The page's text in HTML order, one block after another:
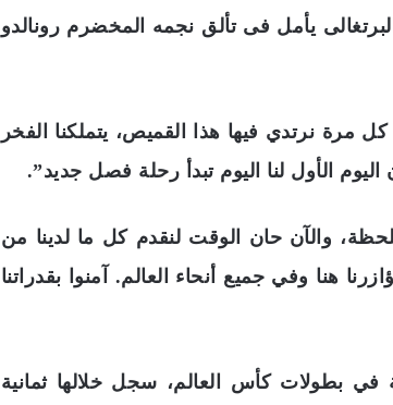
يأمل فى تألق نجمه المخضرم رونالدو
نرتدي فيها هذا القميص، يتملكنا الفخر
الأول لنا اليوم تبدأ رحلة فصل جديد”.
والآن حان الوقت لنقدم كل ما لدينا من
هنا وفي جميع أنحاء العالم. آمنوا بقدراتنا
في رصيده 22 مباراة سابقة في بطولات كأس العالم، سجل خلالها ثمانية